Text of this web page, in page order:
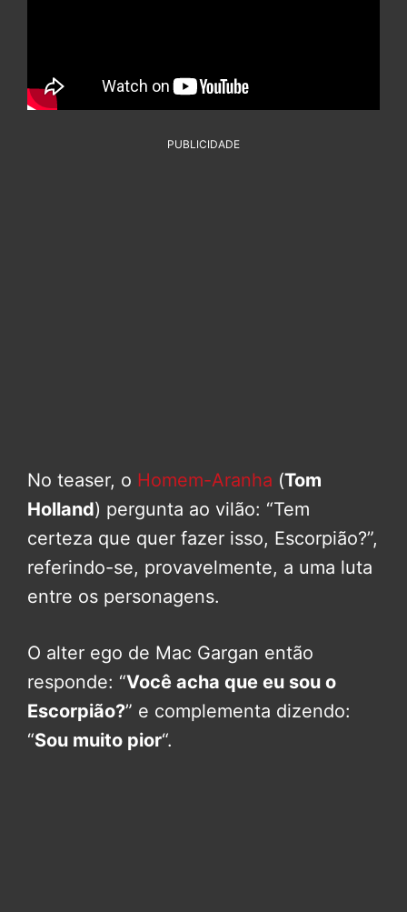
PUBLICIDADE
No teaser, o Homem-Aranha (Tom
Holland) pergunta ao vilão: “Tem
certeza que quer fazer isso, Escorpião?”,
referindo-se, provavelmente, a uma luta
entre os personagens.
O alter ego de Mac Gargan então
responde: “Você acha que eu sou o
Escorpião?” e complementa dizendo:
“Sou muito pior“.